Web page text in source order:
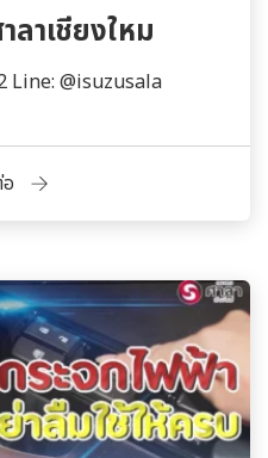
ลาเชียงใหม
Line: @isuzusala